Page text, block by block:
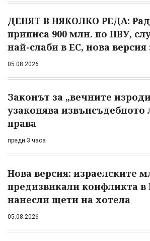
ДЕНЯТ В НЯКОЛКО РЕДА:
приписа 900 млн. по ПВУ,
най-слаби в ЕС, нова версия
05.08.2026
Законът за „вечните
узаконява извънсъдебното
права
преди 3 часа
Нова версия: израелските
предизвикали конфликта в
нанесли щети на хотела
05.08.2026